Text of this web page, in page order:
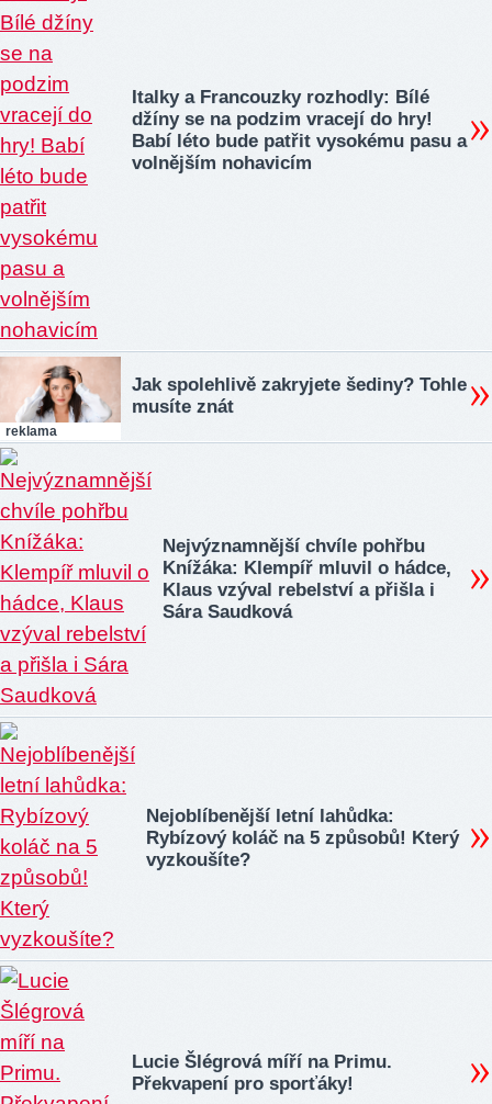
Italky a Francouzky rozhodly: Bílé
džíny se na podzim vracejí do hry!
Babí léto bude patřit vysokému pasu a
volnějším nohavicím
reklama
Jak spolehlivě zakryjete šediny? Tohle
musíte znát
Nejvýznamnější chvíle pohřbu
Knížáka: Klempíř mluvil o hádce,
Klaus vzýval rebelství a přišla i
Sára Saudková
Nejoblíbenější letní lahůdka:
Rybízový koláč na 5 způsobů! Který
vyzkoušíte?
Lucie Šlégrová míří na Primu.
Překvapení pro sporťáky!